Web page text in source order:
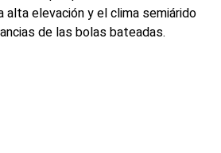
elevación y el clima semiárido
de las bolas bateadas.